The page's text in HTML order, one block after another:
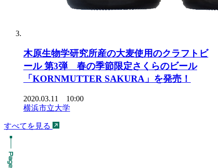
木原生物学研究所産の大麦使用のクラフトビ
ール 第3弾 春の季節限定さくらのビール
「KORNMUTTER SAKURA」を発売！
2020.03.11 10:00
横浜市立大学
すべてを見る